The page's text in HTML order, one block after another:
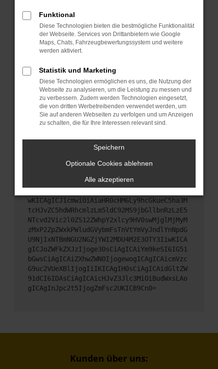
Das kann manchmal helfen, vorübergehende
Probleme zu beheben.
Stelle sicher, dass dein Browser und dein
Betriebssystem auf dem neuesten Stand sind.
Sicherheitsrisiko, sondern kann auch dazu führen,
dass bestimmte Funktionen nicht mehr
unterstützt werden.
Wende dich an den Webseitenbetreiber.
Wenn du alle oben genannten Schritte versucht
hast, kontaktiere uns bitte. Wir werden versuchen,
das Problem zu beheben. Du kannst uns diesen
Text schicken, um uns bei der Fehlersuche zu
unterstützen:
ewogICJuYW1lIjogIk5ldHdvcmtFcnJvciIsCiAgI
mNvbmZpZyI6IHsKICAgICJtZXRob2QiOiAiR0VUIi
wKICAgICJ1cmwiOiAiaHR0cHM6Ly9hcGkueC5ha3M
tcHJvZC5hdWRhcmlzLm5ldC92MS9jbGllbnRzLzE5
NTcvd2Vic2l0ZS12ZWhpY2xlcy9HV0swMjglMjMyM
zMxP2ZpZWxkPWludGVybmFsTnVtYmVyJndlYnNpdG
U9NjIxNTBmNGU2NGZjYWI2MDU4M2E3OTY3IiwKICA
gICJoZWFkZXJzIjoge30sCiAgICAiYm9keSI6IG51
bGwsCiAgICAiZXhwZWN0IjogewogICAgICAicmVzc
G9uc2VUeXBlIjogIiIKICAgIH0sCiAgICAidGltZW
91dCI6IDAsCiAgICAicHJvZ3Jlc3MiOiBudWxsLAo
gICAgInJpc2t5IjogZmFsc2UKICB9Cn0=
Kunden über uns:
Funktional
Diese Technologien bieten die bestmögliche Funktionalität
der Webseite. Services von Drittanbietern wie Google
Maps, Chats, Fahrzeugbewertungssystem und weitere
werden aktiviert.
Statistik und Marketing
Diese Technologien ermöglichen es uns, die Nutzung der
Webseite zu analysieren, um die Leistung zu messen und
zu verbessern. Zudem werden Technologien eingesetzt,
die von dritten Werbetreibenden verwendet werden, um
Sie auf anderen Webseiten zu verfolgen und um Anzeigen
zu schalten, die für Ihre Interessen relevant sind.
Speichern
Optionale Cookies ablehnen
Alle akzeptieren